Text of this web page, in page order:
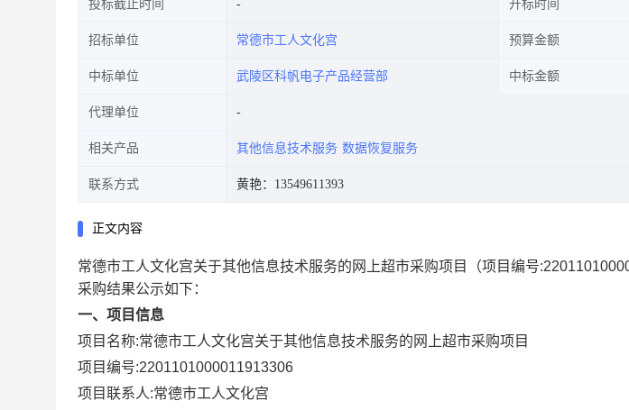
投标截止时间 开标时间
招标单位 常德市工人文化宫 预算金额
中标单位 武陵区科帆电子产品经营部 中标金额
代理单位
相关产品 其他信息技术服务 数据恢复服务
联系方式 黄艳：13549611393
正文内容
常德市工人文化宫关于其他信息技术服务的网上超市采购项目 （项目编号:
采购结果公示如下：
一、项目信息
项目名称:常德市工人文化宫关于其他信息技术服务的网上超市采购项目
项目编号:2201101000011913306
项目联系人:常德市工人文化宫